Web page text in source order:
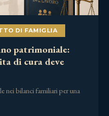
DI FAMIGLIA
patrimoniale:
di cura deve
nei bilanci familiari per una